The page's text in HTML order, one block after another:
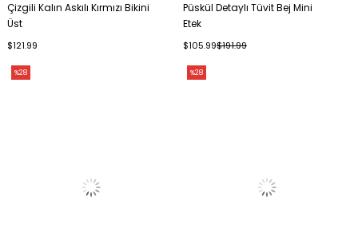
Çizgili Kalın Askılı Kırmızı Bikini
Üst
$121.99
Püskül Detaylı Tüvit Bej Mini
Etek
$105.99$191.99
%28 %28